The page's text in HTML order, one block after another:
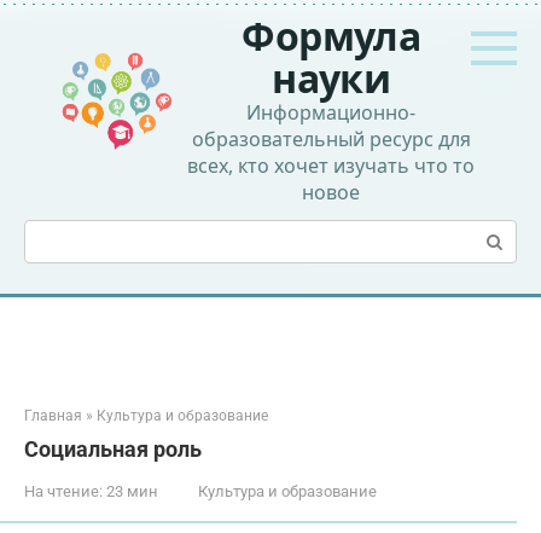
Перейти
контенту
Формула
науки
Информационно-
образовательный ресурс для
всех, кто хочет изучать что то
новое
Поиск:
Главная » Культура и образование
Социальная роль
На чтение: 23 мин Культура и образование